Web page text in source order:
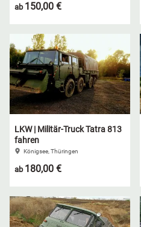
ab 150,00 €
LKW | Militär-Truck Tatra 813
fahren
Königsee, Thüringen
ab 180,00 €